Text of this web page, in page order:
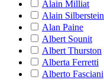
Alain Milliat
Alain Silberstein
Alan Paine
Albert Sounit
Albert Thurston
Alberta Ferretti
Alberto Fasciani